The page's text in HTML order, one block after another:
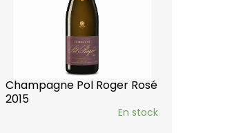
Champagne Pol Roger Rosé
2015
En stock